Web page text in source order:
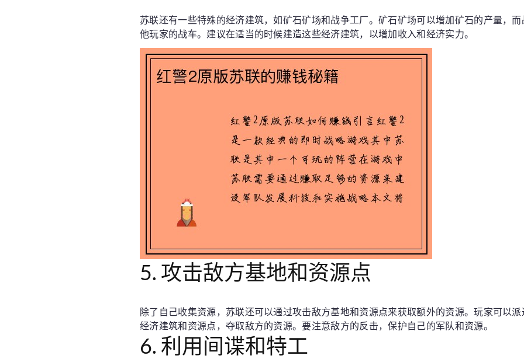
苏联还有一些特殊的经济建筑，如矿石矿场和战争工厂。矿石矿场可以增加矿石的产量，
他玩家的战车。建议在适当的时候建造这些经济建筑，以增加收入和经济实力。
5. 攻击敌方基地和资源点
除了自己收集资源，苏联还可以通过攻击敌方基地和资源点来获取额外的资源。玩家可以
经济建筑和资源点，夺取敌方的资源。要注意敌方的反击，保护自己的军队和资源。
6. 利用间谍和特工